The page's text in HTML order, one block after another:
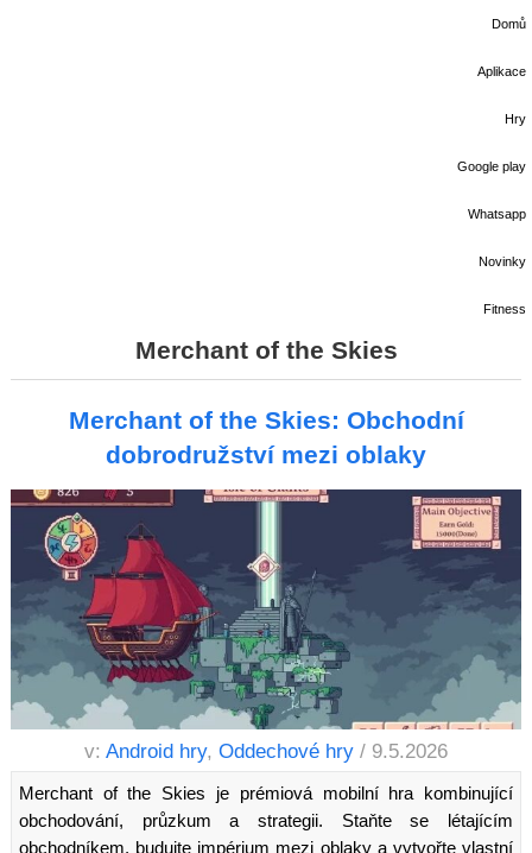
Domů
Aplikace
Hry
Google play
Whatsapp
Novinky
Fitness
Merchant of the Skies
Merchant of the Skies: Obchodní
dobrodružství mezi oblaky
v: Android hry, Oddechové hry / 9.5.2026
Merchant of the Skies je prémiová mobilní hra kombinující
obchodování, průzkum a strategii. Staňte se létajícím
obchodníkem, budujte impérium mezi oblaky a vytvořte vlastní